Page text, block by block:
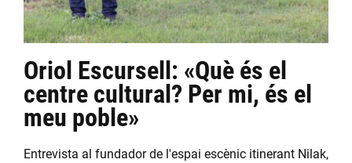
Oriol Escursell: «Què és el
centre cultural? Per mi, és el
meu poble»
Entrevista al fundador de l'espai escènic itinerant Nilak,